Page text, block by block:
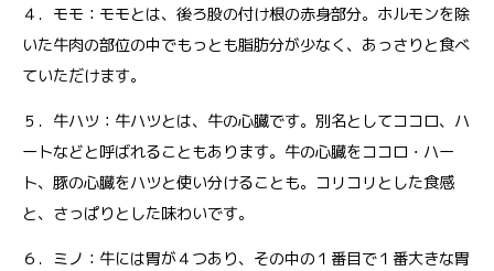
４．モモ：モモとは、後ろ股の付け根の赤身部分。ホルモンを除
いた牛肉の部位の中でもっとも脂肪分が少なく、あっさりと食べ
ていただけます。
５．牛ハツ：牛ハツとは、牛の心臓です。別名としてココロ、ハ
ートなどと呼ばれることもあります。牛の心臓をココロ・ハー
ト、豚の心臓をハツと使い分けることも。コリコリとした食感
と、さっぱりとした味わいです。
６．ミノ：牛には胃が４つあり、その中の１番目で１番大きな胃